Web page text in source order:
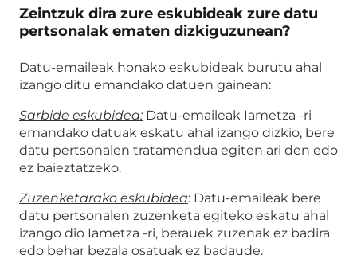
Zeintzuk dira zure eskubideak zure datu
pertsonalak ematen dizkiguzunean?
Datu-emaileak honako eskubideak burutu ahal
izango ditu emandako datuen gainean:
Sarbide eskubidea:Datu-emaileak Iametza -ri
emandako datuak eskatu ahal izango dizkio, bere
datu pertsonalen tratamendua egiten ari den edo
ez baieztatzeko.
Zuzenketarako eskubidea: Datu-emaileak bere
datu pertsonalen zuzenketa egiteko eskatu ahal
izango dio Iametza -ri, berauek zuzenak ez badira
edo behar bezala osatuak ez badaude.